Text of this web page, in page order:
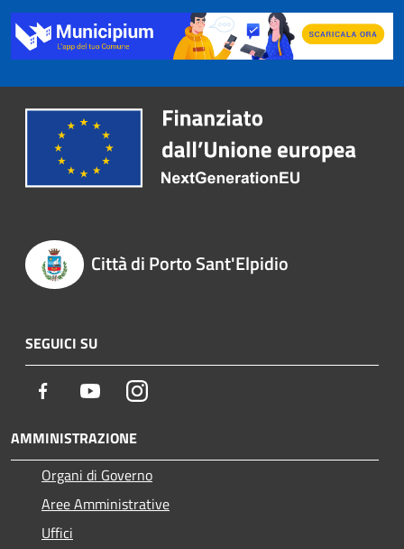
Città di Porto Sant'Elpidio
SEGUICI SU
Facebook YoutubeInstagram
AMMINISTRAZIONE
Organi di Governo
Aree Amministrative
Uffici